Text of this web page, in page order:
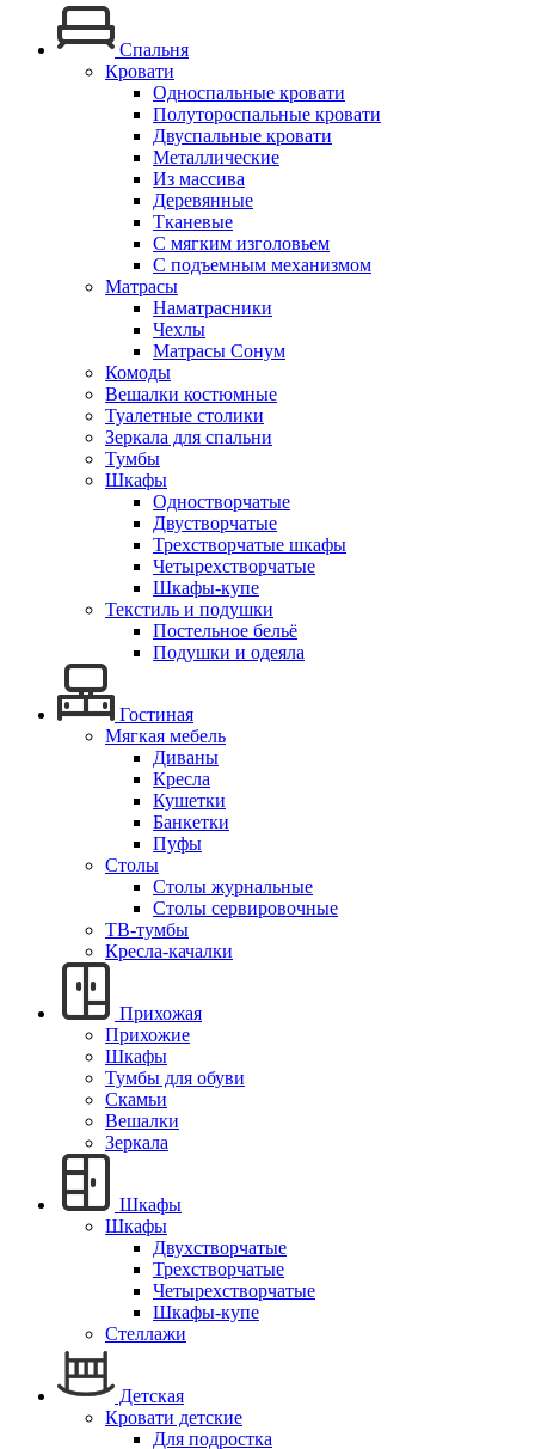
Спальня
Кровати
Односпальные кровати
Полутороспальные кровати
Двуспальные кровати
Металлические
Из массива
Деревянные
Тканевые
С мягким изголовьем
С подъемным механизмом
Матрасы
Наматрасники
Чехлы
Матрасы Сонум
Комоды
Вешалки костюмные
Туалетные столики
Зеркала для спальни
Тумбы
Шкафы
Одностворчатые
Двустворчатые
Трехстворчатые шкафы
Четырехстворчатые
Шкафы-купе
Текстиль и подушки
Постельное бельё
Подушки и одеяла
Гостиная
Мягкая мебель
Диваны
Кресла
Кушетки
Банкетки
Пуфы
Столы
Столы журнальные
Столы сервировочные
ТВ-тумбы
Кресла-качалки
Прихожая
Прихожие
Шкафы
Тумбы для обуви
Скамьи
Вешалки
Зеркала
Шкафы
Шкафы
Двухстворчатые
Трехстворчатые
Четырехстворчатые
Шкафы-купе
Стеллажи
Детская
Кровати детские
Для подростка